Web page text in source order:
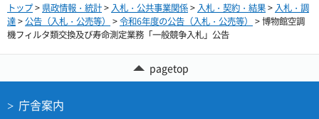
トップ> 県政情報・統計> 入札・公共事業関係> 入札・契約・結果> 入札・調
達>公告（入札・公売等） >令和6年度の公告（入札・公売等）
> 博物館空調
機フィルタ類交換及び寿命測定業務「一般競争入札」公告
pagetop
庁舎案内